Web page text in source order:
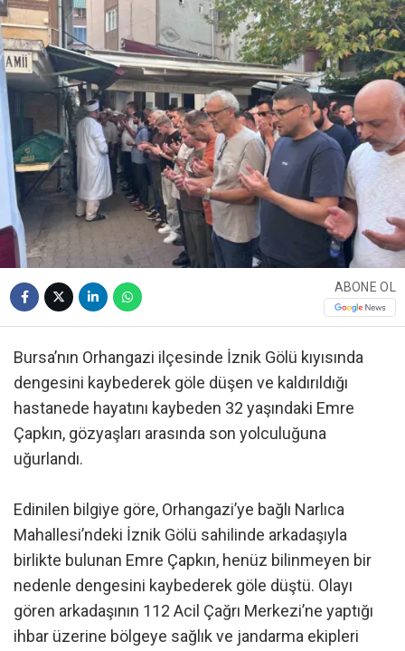
ABONE OL
Bursa’nın Orhangazi ilçesinde İznik Gölü kıyısında
dengesini kaybederek göle düşen ve kaldırıldığı
hastanede hayatını kaybeden 32 yaşındaki Emre
Çapkın, gözyaşları arasında son yolculuğuna
uğurlandı.
Edinilen bilgiye göre, Orhangazi’ye bağlı Narlıca
Mahallesi’ndeki İznik Gölü sahilinde arkadaşıyla
birlikte bulunan Emre Çapkın, henüz bilinmeyen bir
nedenle dengesini kaybederek göle düştü. Olayı
gören arkadaşının 112 Acil Çağrı Merkezi’ne yaptığı
ihbar üzerine bölgeye sağlık ve jandarma ekipleri